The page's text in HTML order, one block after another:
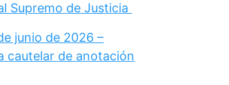
Supremo de Justicia
junio de 2026 –
cautelar de anotación